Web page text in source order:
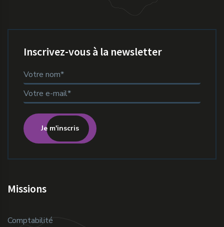
Inscrivez-vous à la newsletter
Je m'inscris
Missions
Comptabilité